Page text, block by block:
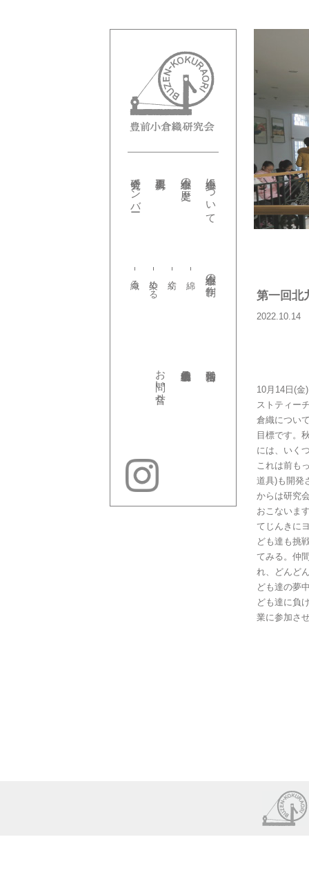
小倉織について
小倉織の歴史
研究会メンバー
小倉織の制作
紡ぐ
染める
織る
お問い合せ
第一回北
2022.10.14
10月14日(
ストティー
倉織につい
目標です。
には、いく
これは前も
道具)も開発
からは研究
おこないま
てじんきに
ども達も挑
てみる。仲
れ、どんど
ども達の夢
ども達に負
業に参加さ